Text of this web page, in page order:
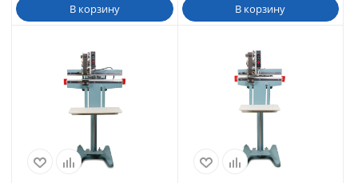
В корзину В корзину